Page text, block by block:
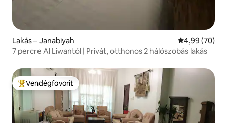
Lakás – Janabiyah Átlagos
4,99 (70)
7 percre Al Liwantól | Privát, otthonos 2 hálószobás lakás
Kiemelt vendégfavorit
Vendégfavorit